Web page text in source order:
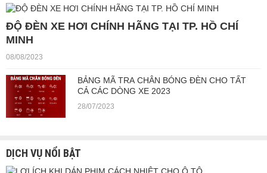
ĐỘ ĐÈN XE HƠI CHÍNH HÃNG TẠI TP. HỒ CHÍ
MINH
08/08/2023
BẢNG MÃ TRA CHÂN BÓNG ĐÈN CHO TẤT
CẢ CÁC DÒNG XE 2023
28/07/2023
DỊCH VỤ NỔI BẬT